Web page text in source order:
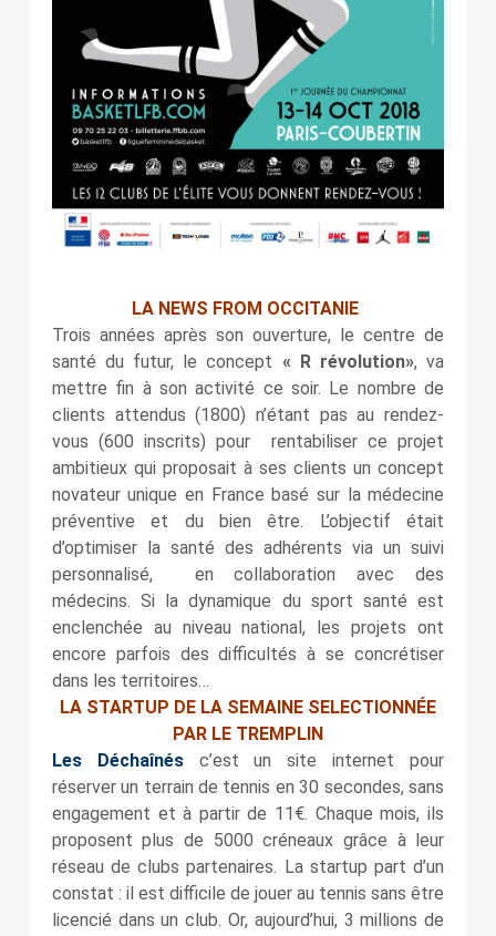
LA NEWS FROM OCCITANIE
Trois années après son ouverture, le centre de
santé du futur, le concept « R révolution», va
mettre fin à son activité ce soir. Le nombre de
clients attendus (1800) n’étant pas au rendez-
vous (600 inscrits) pour rentabiliser ce projet
ambitieux qui proposait à ses clients un concept
novateur unique en France basé sur la médecine
préventive et du bien être. L’objectif était
d’optimiser la santé des adhérents via un suivi
personnalisé, en collaboration avec des
médecins. Si la dynamique du sport santé est
enclenchée au niveau national, les projets ont
encore parfois des difficultés à se concrétiser
dans les territoires…
LA STARTUP DE LA SEMAINE SELECTIONNÉE
PAR LE TREMPLIN
Les Déchaînésc’est un site internet pour
réserver un terrain de tennis en 30 secondes, sans
engagement et à partir de 11€. Chaque mois, ils
proposent plus de 5000 créneaux grâce à leur
réseau de clubs partenaires. La startup part d’un
constat : il est difficile de jouer au tennis sans être
licencié dans un club. Or, aujourd’hui, 3 millions de